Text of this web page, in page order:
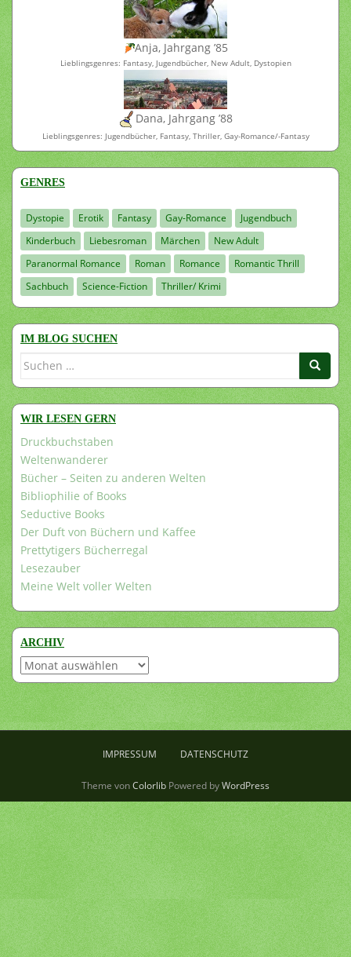
Anja, Jahrgang ’85
Lieblingsgenres: Fantasy, Jugendbücher, New Adult, Dystopien
Dana, Jahrgang ’88
Lieblingsgenres: Jugendbücher, Fantasy, Thriller, Gay-Romance/-Fantasy
GENRES
Dystopie Erotik Fantasy Gay-Romance
Jugendbuch
Kinderbuch
Liebesroman Märchen
New Adult
Paranormal Romance
Roman Romance
Romantic Thrill
Sachbuch
Science-Fiction Thriller/ Krimi
IM BLOG SUCHEN
Suchen
WIR LESEN GERN
Druckbuchstaben
Weltenwanderer
Bücher – Seiten zu anderen Welten
Bibliophilie of Books
Seductive Books
Der Duft von Büchern und Kaffee
Prettytigers Bücherregal
Lesezauber
Meine Welt voller Welten
ARCHIV
Archiv
IMPRESSUM DATENSCHUTZ
Theme vonColorlib Powered byWordPress